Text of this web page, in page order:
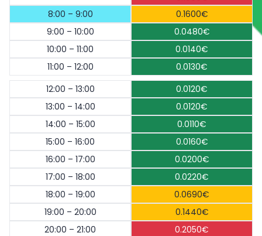
8:00 – 9:00
0.1600€
9:00 – 10:00
0.0480€
10:00 – 11:00
0.0140€
11:00 – 12:00
0.0130€
12:00 – 13:00
0.0120€
13:00 – 14:00
0.0120€
14:00 – 15:00
0.0110€
15:00 – 16:00
0.0160€
16:00 – 17:00
0.0200€
17:00 – 18:00
0.0220€
18:00 – 19:00
0.0690€
19:00 – 20:00
0.1440€
20:00 – 21:00
0.2050€